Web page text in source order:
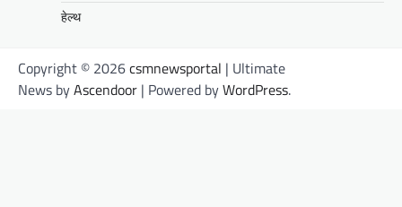
हेल्थ
Copyright © 2026csmnewsportal | Ultimate
News byAscendoor | Powered byWordPress.